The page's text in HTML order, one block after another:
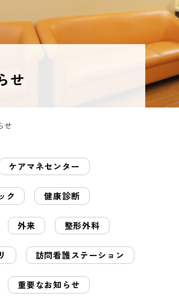
来について
ついて
ビリ
護ステーションさんわ
センターさんわ
ル座談会
んぽ（生活習慣病予防健診）
ん検診
けんぽ健康診断
師
士
在宅看取り)
せ
せ
ケアマネセンター
ク 健康診断
外来 整形外科
訪問看護ステーション
重要なお知らせ